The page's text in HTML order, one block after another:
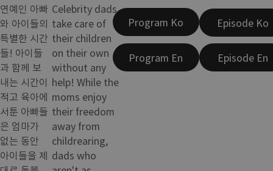
연예인 아빠
와 아이들의
특별한 시간
들! 아이들
과 함께 보
내는 시간이
적고 육아에
서툰 아빠들
은 엄마가
없는 동안
아이들을 제
Celebrity dads
take care of
their children
on their own
without any
help! While the
moms enjoy
their freedom
away from
childrearing,
dads who
Program Ko
Program En
Episode Ko
Episode En